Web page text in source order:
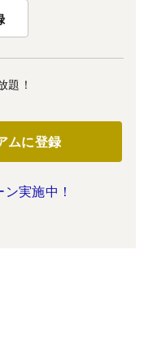
題！
ムに登録
実施中！